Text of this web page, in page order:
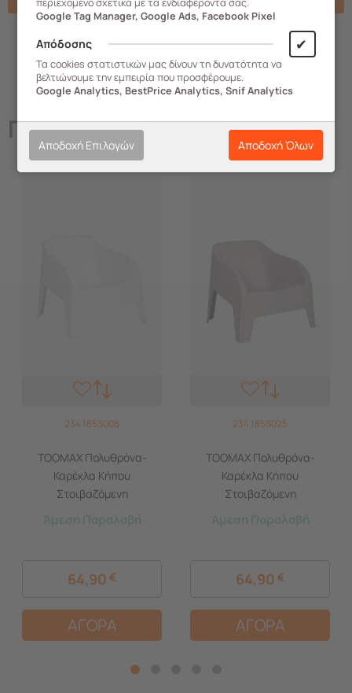
ΠαρόμοιαΠροϊόντα
234.185S008
TOOMAX Πολυθρόνα-
Καρέκλα Κήπου
Στοιβαζόμενη
79x76.5x70cm Βάρος 6.8kg
Άμεση Παραλαβή
64,90 €
ΑΓΟΡΑ
234.185S025
TOOMAX Πολυθρόνα-
Καρέκλα Κήπου
Στοιβαζόμενη
79x76.5x70cm Βάρος 6.8kg
Άμεση Παραλαβή
64,90 €
ΑΓΟΡΑ
Google Tag Manager, Google Ads, Facebook Pixel
Απόδοσης ✔
Τα cookies στατιστικών μας δίνουν τη δυνατότητα να
βελτιώνουμε την εμπειρία που προσφέρουμε.
Google Analytics, BestPrice Analytics, Snif Analytics
Αποδοχή Επιλογών Αποδοχή Όλων